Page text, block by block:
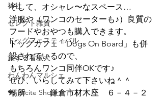
神社
セレクト雑貨
ドッグフェスティバル
旅する看板犬
わんわんマルシェ
❤Felicite Shop
そして、オシャレ〜なスペース…
洋服や（ワンコのセーターも♪）良質の
フードやおやつも購入できます。
ドッグカフェ「Dogs On Board」も併
設されているので、
もちろんワンコ同伴OKです♪
ぜひ、いらしてみて下さいね＾＾
場所　　　鎌倉市材木座　６－４－２